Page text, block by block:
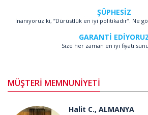
ŞÜPHESİZ
İnanıyoruz ki, “Dürüstlük en iyi politikadır”. Ne
GARANTİ
Size her zaman en iyi fiyatı
MÜŞTERİ MEMNUNİYETİ
Halit C., ALMANYA